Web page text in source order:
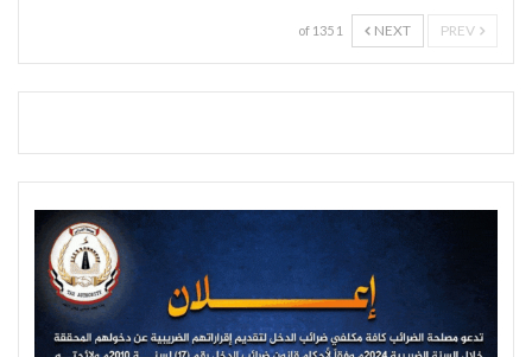
NEXT
1 of 135